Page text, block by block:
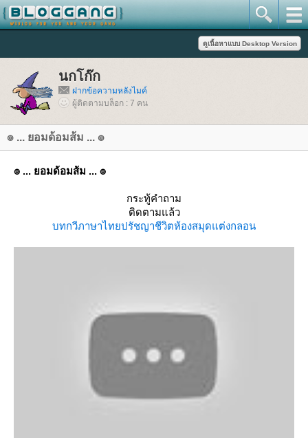
นกโก๊ก
ฝากข้อความหลังไมค์
ผู้ติดตามบล็อก : 7 คน
๏ ... ยอมด้อมส้ม ... ๏
๏ ... ยอมด้อมส้ม ... ๏
กระทู้คำถาม
ติดตามแล้ว
บทกวีภาษาไทปรัชญาชีวิตห้องสมุดต่งกลอน